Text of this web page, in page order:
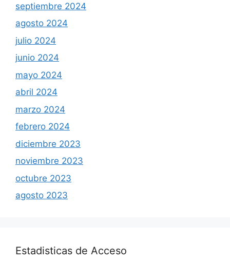
septiembre 2024
agosto 2024
julio 2024
junio 2024
mayo 2024
abril 2024
marzo 2024
febrero 2024
diciembre 2023
noviembre 2023
octubre 2023
agosto 2023
Estadisticas de Acceso